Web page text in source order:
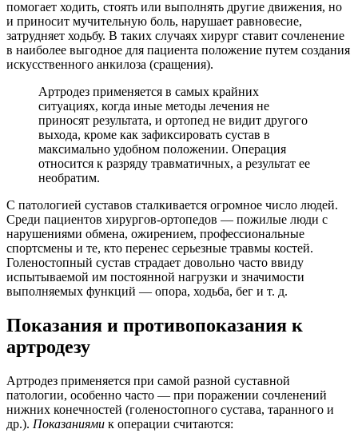
помогает ходить, стоять или выполнять другие движения, но
и приносит мучительную боль, нарушает равновесие,
затрудняет ходьбу. В таких случаях хирург ставит сочленение
в наиболее выгодное для пациента положение путем создания
искусственного анкилоза (сращения).
Артродез применяется в самых крайних
ситуациях, когда иные методы лечения не
приносят результата, и ортопед не видит другого
выхода, кроме как зафиксировать сустав в
максимально удобном положении. Операция
относится к разряду травматичных, а результат ее
необратим.
С патологией суставов сталкивается огромное число людей.
Среди пациентов хирургов-ортопедов — пожилые люди с
нарушениями обмена, ожирением, профессиональные
спортсмены и те, кто перенес серьезные травмы костей.
Голеностопный сустав страдает довольно часто ввиду
испытываемой им постоянной нагрузки и значимости
выполняемых функций — опора, ходьба, бег и т. д.
Показания и противопоказания к
артродезу
Артродез применяется при самой разной суставной
патологии, особенно часто — при поражении сочленений
нижних конечностей (голеностопного сустава, таранного и
др.). Показаниями к операции считаются: